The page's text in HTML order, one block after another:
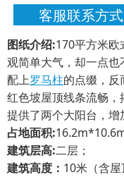
客服联系方式
图纸介绍:170平方米
观简单大气，却一点
配上罗马柱的点缀，反
红色坡屋顶线条流畅
提供了两个大阳台，增
占地面积:
建筑层高:二层；
建筑高度： 10米（含屋